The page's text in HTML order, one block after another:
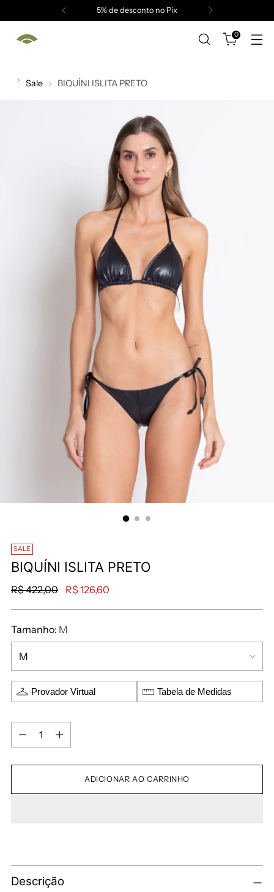
5% de desconto no Pix
0
Sale BIQUÍNI ISLITA PRETO
SALE
BIQUÍNI ISLITA PRETO
R$ 422,00 R$ 126,60
Tamanho: M
Provador Virtual Tabela de Medidas
ADICIONAR AO CARRINHO
Descrição